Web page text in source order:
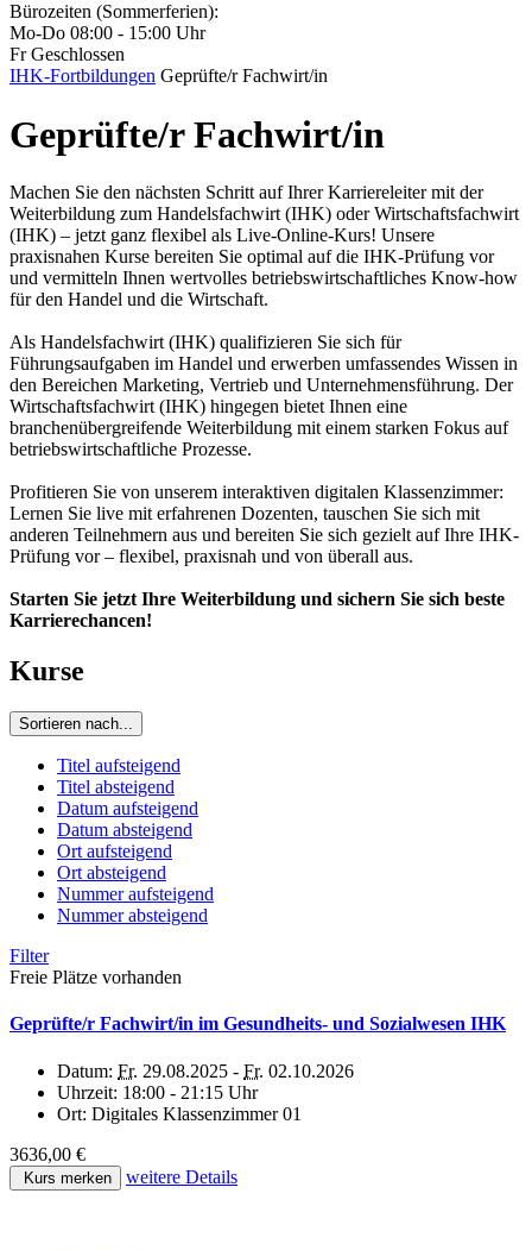
Bürozeiten (Sommerferien):
Mo-Do 08:00 - 15:00 Uhr
Fr Geschlossen
IHK-Fortbildungen Geprüfte/r Fachwirt/in
Geprüfte/r Fachwirt/in
Machen Sie den nächsten Schritt auf Ihrer Karriereleiter mit der
Weiterbildung zum Handelsfachwirt (IHK) oder Wirtschaftsfachwirt
(IHK) – jetzt ganz flexibel als Live-Online-Kurs! Unsere
praxisnahen Kurse bereiten Sie optimal auf die IHK-Prüfung vor
und vermitteln Ihnen wertvolles betriebswirtschaftliches Know-how
für den Handel und die Wirtschaft.
Als Handelsfachwirt (IHK) qualifizieren Sie sich für
Führungsaufgaben im Handel und erwerben umfassendes Wissen in
den Bereichen Marketing, Vertrieb und Unternehmensführung. Der
Wirtschaftsfachwirt (IHK) hingegen bietet Ihnen eine
branchenübergreifende Weiterbildung mit einem starken Fokus auf
betriebswirtschaftliche Prozesse.
Profitieren Sie von unserem interaktiven digitalen Klassenzimmer:
Lernen Sie live mit erfahrenen Dozenten, tauschen Sie sich mit
anderen Teilnehmern aus und bereiten Sie sich gezielt auf Ihre IHK-
Prüfung vor – flexibel, praxisnah und von überall aus.
Starten Sie jetzt Ihre Weiterbildung und sichern Sie sich beste
Karrierechancen!
Kurse
Sortieren nach...
Titel aufsteigend
Titel absteigend
Datum aufsteigend
Datum absteigend
Ort aufsteigend
Ort absteigend
Nummer aufsteigend
Nummer absteigend
Filter
Freie Plätze vorhanden
Geprüfte/r Fachwirt/in im Gesundheits- und Sozialwesen IHK
Datum: Fr. 29.08.2025 - Fr. 02.10.2026
Uhrzeit: 18:00 - 21:15 Uhr
Ort: Digitales Klassenzimmer 01
3636,00 €
Kurs merken weitere Details